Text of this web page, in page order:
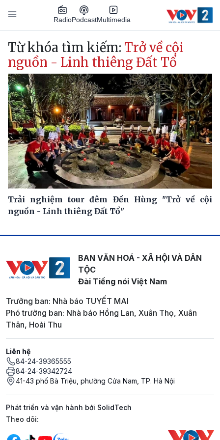
Nhảy đến nội dung
RadioPodcastMultimedia
Main navigation
Từ khóa tìm kiếm: Trở về cội
nguồn - Linh thiêng Đất Tổ
Trải nghiệm tour đêm Đền Hùng "Trở về cội
nguồn - Linh thiêng Đất Tổ"
BAN VĂN HOÁ - XÃ HỘI VÀ DÂN
TỘC
Đài Tiếng nói Việt Nam
Trưởng ban: Nhà báo TUYẾT MAI
Phó trưởng ban: Nhà báo Hồng Lan, Xuân Thọ, Xuân
Thân, Hoài Thu
Liên hệ
84-24-39365555
84-24-39342724
41-43 phố Bà Triệu, phường Cửa Nam, TP. Hà Nội
Phát triển và vận hành bởi SolidTech
Mạng xã hội
Theo dõi: